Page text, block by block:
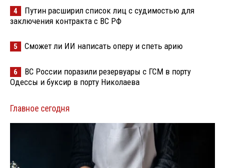
4
Путин расширил список лиц с судимостью для
заключения контракта с ВС РФ
5 Сможет ли ИИ написать оперу и спеть арию
6
ВС России поразили резервуары с ГСМ в порту
Одессы и буксир в порту Николаева
Главное сегодня